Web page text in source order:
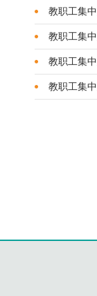
教职工集
教职工集
教职工集
教职工集